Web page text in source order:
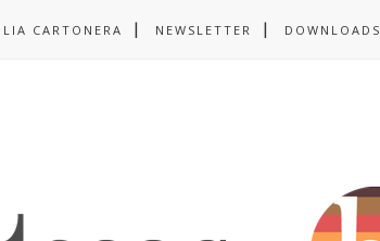
CARTONERA NEWSLETTER DOWNLOADS